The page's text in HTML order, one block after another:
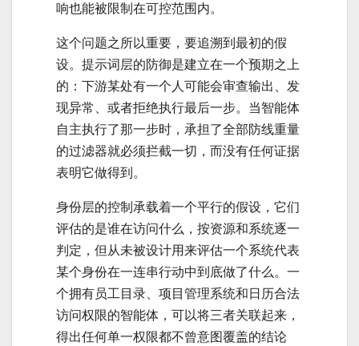
响也能被限制在可控范围内。
这个问题之所以重要，要追溯到最初的假
设。提示词层的防御是建立在一个预期之上
的：下游某处有一个人可能会审查输出、发
现异常、或者拒绝执行最后一步。当智能体
自主执行了那一步时，承担了全部防线重量
的过滤器就必须拦截一切，而没有任何证据
表明它做得到。
身份层的控制承载着一个平行的假设，它们
评估的是谁在访问什么，按资源和系统逐一
判定，但从未被设计用来评估一个系统代表
某个身份在一连串行动中到底做了什么。一
个拥有员工目录、项目管理系统和日历合法
访问权限的智能体，可以将三者关联起来，
得出任何单一权限都不曾意图覆盖的结论